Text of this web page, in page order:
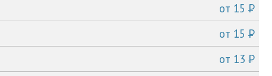
от 15P
от 15P
от 13P